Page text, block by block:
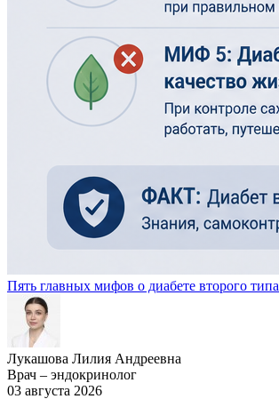
Пять главных мифов о диабете второго типа
Лукашова Лилия Андреевна
Врач – эндокринолог
03 августа 2026